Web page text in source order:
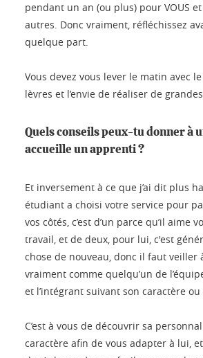
pendant un an (ou plus) pour VOUS
autres. Donc vraiment, réfléchissez
quelque part.
Vous devez vous lever le matin avec
lèvres et l’envie de réaliser de
Quels conseils peux-tu donner à
accueille un apprenti ?
Et inversement à ce que j’ai dit plus
étudiant a choisi votre service pour
vos côtés, c’est d’un parce qu’il aime
travail, et de deux, pour lui, c'est
chose de nouveau, donc il faut veiller
vraiment comme quelqu’un de
et l’intégrant suivant son caractère
C’est à vous de découvrir sa
caractère afin de vous adapter à lui, et